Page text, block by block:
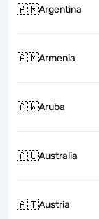
🇦🇷Argentina
🇦🇲Armenia
🇦🇼Aruba
🇦🇺Australia
🇦🇹Austria